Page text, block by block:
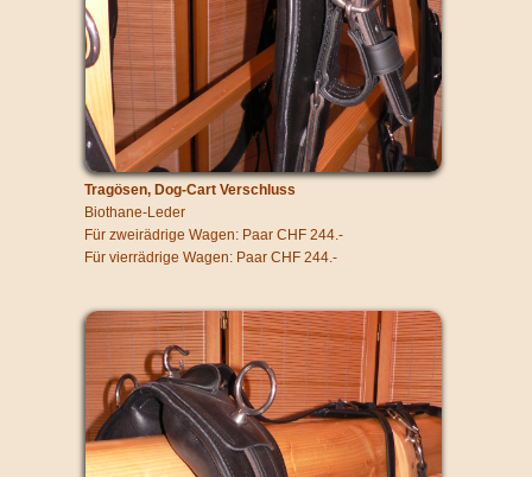
Tragösen, Dog-Cart Verschluss
Biothane-Leder
Für zweirädrige Wagen: Paar CHF 244.-
Für vierrädrige Wagen: Paar CHF 244.-